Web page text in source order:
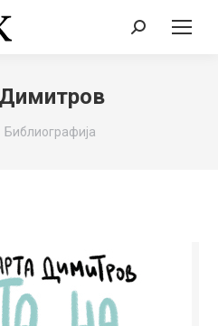
Search:
Библиографија